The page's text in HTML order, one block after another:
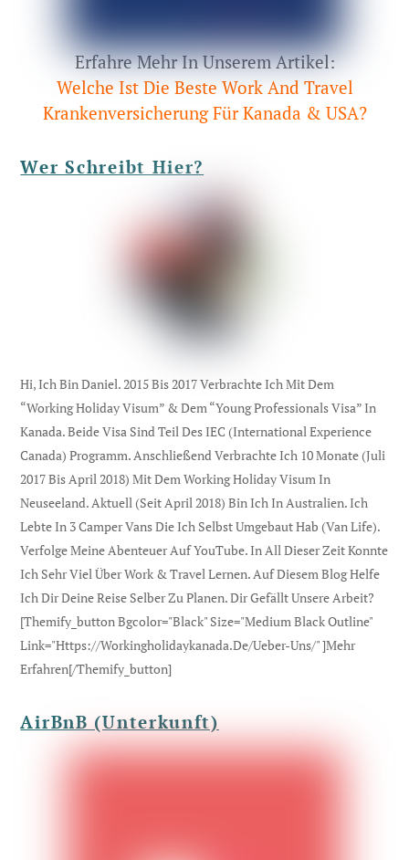
Erfahre Mehr In Unserem Artikel:
Welche Ist Die Beste Work And Travel
Krankenversicherung Für Kanada & USA?
Wer Schreibt Hier?
Hi, Ich Bin Daniel. 2015 Bis 2017 Verbrachte Ich Mit Dem
“Working Holiday Visum” & Dem “Young Professionals Visa” In
Kanada. Beide Visa Sind Teil Des IEC (international Experience
Canada) Programm. Anschließend Verbrachte Ich 10 Monate (Juli
2017 Bis April 2018) Mit Dem Working Holiday Visum In
Neuseeland. Aktuell (seit April 2018) Bin Ich In Australien. Ich
Lebte In 3 Camper Vans Die Ich Selbst Umgebaut Hab (Van Life).
Verfolge Meine Abenteuer Auf YouTube. In All Dieser Zeit Konnte
Ich Sehr Viel Über Work & Travel Lernen. Auf Diesem Blog Helfe
Ich Dir Deine Reise Selber Zu Planen. Dir Gefällt Unsere Arbeit?
[themify_button Bgcolor="black" Size="medium Black Outline"
Link="https://workingholidaykanada.de/ueber-Uns/" ]Mehr
Erfahren[/themify_button]
AirBnB (Unterkunft)